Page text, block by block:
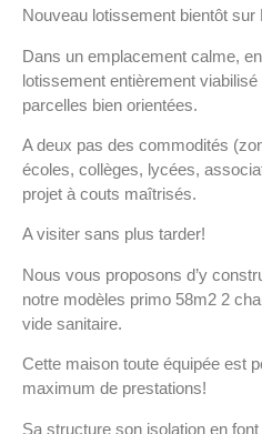
Nouveau lotissement bientôt sur
Dans un emplacement calme,
lotissement entièrement
parcelles bien orientées.
A deux pas des commodités
écoles, collèges, lycées,
projet à couts maîtrisés.
A visiter sans plus tarder!
Nous vous proposons d’y
notre modèles primo 58m2 2
vide sanitaire.
Cette maison toute équipée est
maximum de prestations!
Sa structure son isolation en